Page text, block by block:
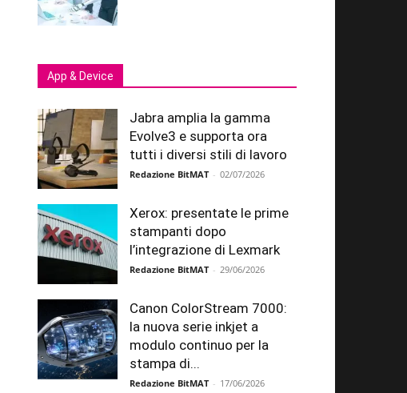
App & Device
Jabra amplia la gamma
Evolve3 e supporta ora
tutti i diversi stili di lavoro
Redazione BitMAT - 02/07/2026
Xerox: presentate le prime
stampanti dopo
l’integrazione di Lexmark
Redazione BitMAT - 29/06/2026
Canon ColorStream 7000:
la nuova serie inkjet a
modulo continuo per la
stampa di...
Redazione BitMAT - 17/06/2026